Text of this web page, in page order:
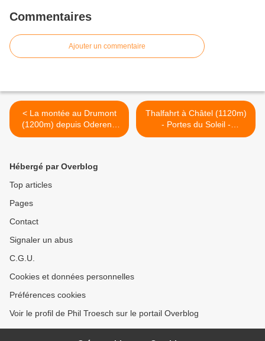
Commentaires
Ajouter un commentaire
< La montée au Drumont
(1200m) depuis Oderen -
30/12/2019
Thalfahrt à Châtel (1120m)
- Portes du Soleil -
18/02/2020 >
Hébergé par Overblog
Top articles
Pages
Contact
Signaler un abus
C.G.U.
Cookies et données personnelles
Préférences cookies
Voir le profil de Phil Troesch sur le portail Overblog